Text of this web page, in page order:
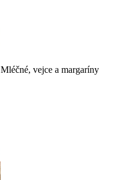
Mléčné, vejce a margaríny